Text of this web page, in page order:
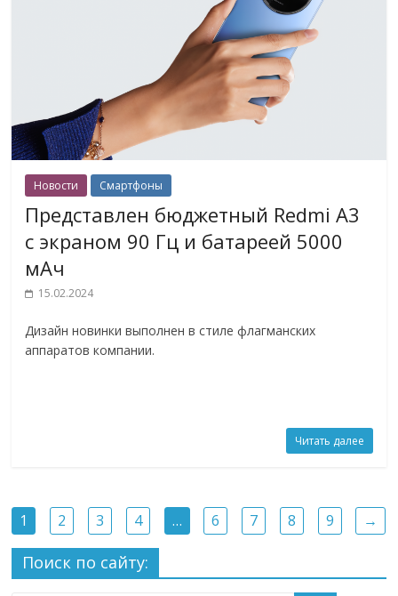
Новости Смартфоны
Представлен бюджетный Redmi A3
с экраном 90 Гц и батареей 5000
мАч
15.02.2024
Дизайн новинки выполнен в стиле флагманских
аппаратов компании.
Читать далее
1 2 3 4 … 6 7 8 9 →
Поиск по сайту: